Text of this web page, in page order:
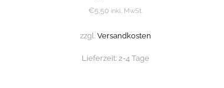
€5,50 inkl. MwSt.
zzgl.Versandkosten
Lieferzeit: 2-4 Tage